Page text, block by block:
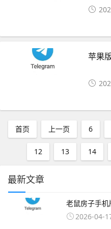
苹果
首页 上一页 6
12 13 14
最新文章
老鼠房子手
2026-04-